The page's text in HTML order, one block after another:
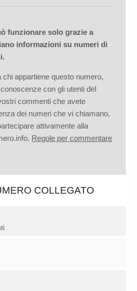
funzionare solo grazie a
informazioni su numeri di
chi appartiene questo numero,
con gli utenti del
commenti che avete
dei numeri che vi chiamano,
attivamente alla
Regole per commentare
COLLEGATO